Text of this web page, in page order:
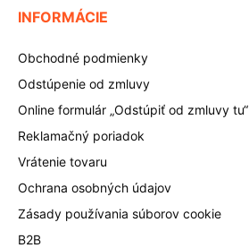
INFORMÁCIE
Obchodné podmienky
Odstúpenie od zmluvy
Online formulár „Odstúpiť od zmluvy tu“
Reklamačný poriadok
Vrátenie tovaru
Ochrana osobných údajov
Zásady používania súborov cookie
B2B